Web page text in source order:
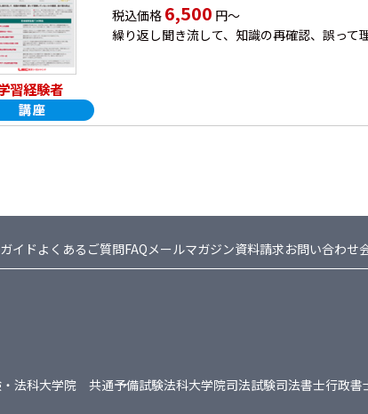
習経験者
税込価格 6,500 円～
繰り返し聞き流して、知識の再確認、誤っ
イド よくあるご質問FAQメールマガジン資料請求お問い合わせ
・法科大学院 共通予備試験法科大学院司法試験司法書士行政書